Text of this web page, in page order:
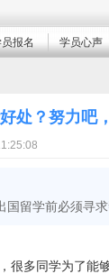
报名 学员心声
处？努力吧
国留学前必须寻
很多同学为了能